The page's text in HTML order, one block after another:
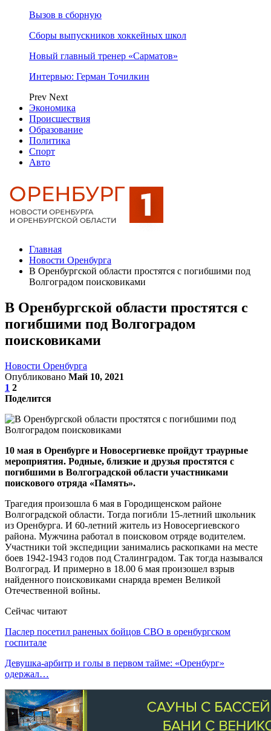
Вызов в сборную
Сборы выпускников хоккейных школ
Новый главный тренер «Сарматов»
Интервью: Герман Точилкин
Prev Next
Экономика
Происшествия
Образование
Политика
Спорт
Авто
Главная
Новости Оренбурга
В Оренбургской области простятся с погибшими под
Волгоградом поисковиками
В Оренбургской области простятся с
погибшими под Волгоградом
поисковиками
Новости Оренбурга
Опубликовано Май 10, 2021
1 2
Поделится
10 мая в Оренбурге и Новосергиевке пройдут траурные
мероприятия. Родные, близкие и друзья простятся с
погибшими в Волгоградской области участниками
поискового отряда «Память».
Трагедия произошла 6 мая в Городищенском районе
Волгоградской области. Тогда погибли 15-летний школьник
из Оренбурга. И 60-летний житель из Новосергиевского
района. Мужчина работал в поисковом отряде водителем.
Участники той экспедиции занимались раскопками на месте
боев 1942-1943 годов под Сталинградом. Так тогда назывался
Волгоград. И примерно в 18.00 6 мая произошел взрыв
найденного поисковиками снаряда времен Великой
Отечественной войны.
Сейчас читают
Паслер посетил раненых бойцов СВО в оренбургском
госпитале
Девушка-арбитр и голы в первом тайме: «Оренбург»
одержал…